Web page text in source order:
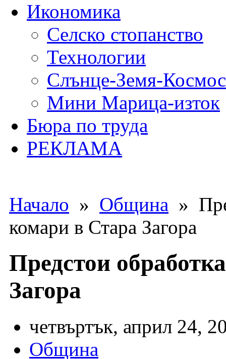
Икономика
Селско стопанство
Технологии
Слънце-Земя-Космос
Мини Марица-изток
Бюра по труда
РЕКЛАМА
Начало » Община »
комари в Стара Загора
Предстои
Загора
четвъртък, април 24,
Община